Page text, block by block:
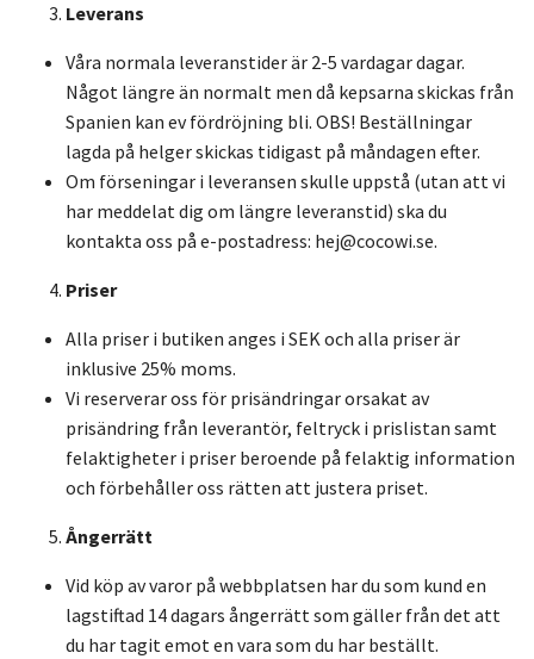
Leverans
Våra normala leveranstider är 2-5 vardagar dagar.
Något längre än normalt men då kepsarna skickas från
Spanien kan ev fördröjning bli. OBS! Beställningar
lagda på helger skickas tidigast på måndagen efter.
Om förseningar i leveransen skulle uppstå (utan att vi
har meddelat dig om längre leveranstid) ska du
kontakta oss på e-postadress: hej@cocowi.se.
Priser
Alla priser i butiken anges i SEK och alla priser är
inklusive 25% moms.
Vi reserverar oss för prisändringar orsakat av
prisändring från leverantör, feltryck i prislistan samt
felaktigheter i priser beroende på felaktig information
och förbehåller oss rätten att justera priset.
Ångerrätt
Vid köp av varor på webbplatsen har du som kund en
lagstiftad 14 dagars ångerrätt som gäller från det att
du har tagit emot en vara som du har beställt.